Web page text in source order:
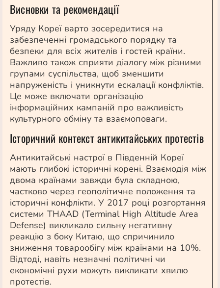
Висновки та рекомендації
Уряду Кореї варто зосередитися на
забезпеченні громадського порядку та
безпеки для всіх жителів і гостей країни.
Важливо також сприяти діалогу між різними
групами суспільства, щоб зменшити
напруженість і уникнути ескалації конфліктів.
Це може включати організацію
інформаційних кампаній про важливість
культурного обміну та взаємоповаги.
Історичний контекст антикитайських протестів
Антикитайські настрої в Південній Кореї
мають глибокі історичні корені. Взаємодія між
двома країнами завжди була складною,
частково через геополітичне положення та
історичні конфлікти. У 2017 році розгортання
системи THAAD (Terminal High Altitude Area
Defense) викликало сильну негативну
реакцію з боку Китаю, що спричинило
зниження товарообігу між країнами на 10%.
Відтоді, навіть незначні політичні чи
економічні рухи можуть викликати хвилю
протестів.